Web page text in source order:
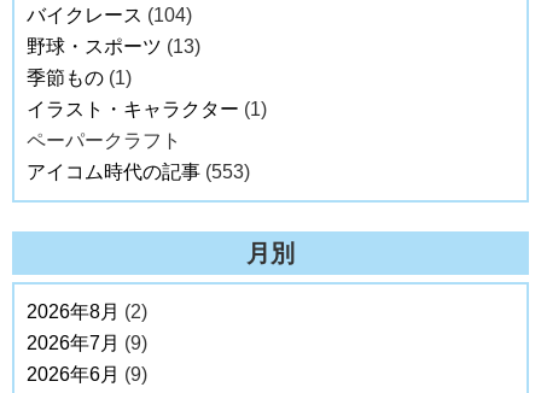
バイクレース (104)
野球・スポーツ (13)
季節もの (1)
イラスト・キャラクター (1)
ペーパークラフト
アイコム時代の記事 (553)
月別
2026年8月 (2)
2026年7月 (9)
2026年6月 (9)